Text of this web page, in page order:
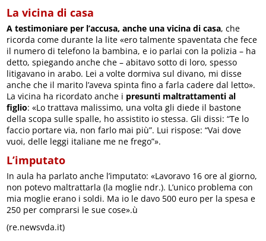
La vicina di casa
A testimoniare per l’accusa, anche una vicina di casa, che
ricorda come durante la lite «ero talmente spaventata che fece
il numero di telefono la bambina, e io parlai con la polizia – ha
detto, spiegando anche che – abitavo sotto di loro, spesso
litigavano in arabo. Lei a volte dormiva sul divano, mi disse
anche che il marito l’aveva spinta fino a farla cadere dal letto».
La vicina ha ricordato anche i presunti maltrattamenti al
figlio: «Lo trattava malissimo, una volta gli diede il bastone
della scopa sulle spalle, ho assistito io stessa. Gli dissi: “Te lo
faccio portare via, non farlo mai più”. Lui rispose: “Vai dove
vuoi, delle leggi italiane me ne frego”».
L’imputato
In aula ha parlato anche l’imputato: «Lavoravo 16 ore al giorno,
non potevo maltrattarla (la moglie ndr.). L’unico problema con
mia moglie erano i soldi. Ma io le davo 500 euro per la spesa e
250 per comprarsi le sue cose».ù
(re.newsvda.it)